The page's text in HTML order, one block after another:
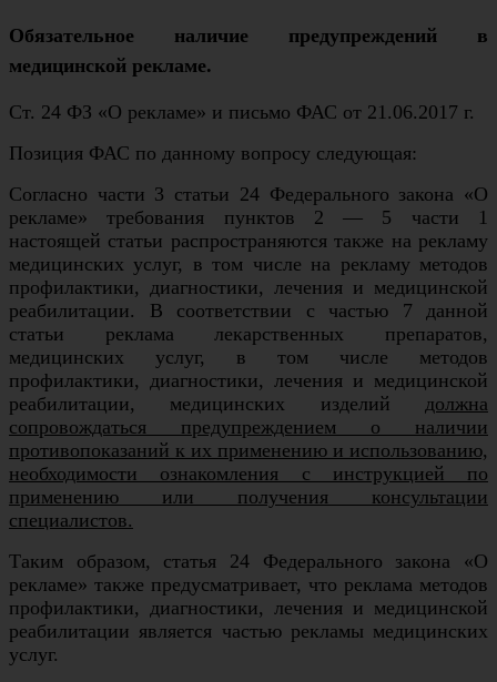
Обязательное наличие предупреждений в
медицинской рекламе.
Ст. 24 ФЗ «О рекламе» и письмо ФАС от 21.06.2017 г.
Позиция ФАС по данному вопросу следующая:
Согласно части 3 статьи 24 Федерального закона «О
рекламе» требования пунктов 2 — 5 части 1
настоящей статьи распространяются также на рекламу
медицинских услуг, в том числе на рекламу методов
профилактики, диагностики, лечения и медицинской
реабилитации. В соответствии с частью 7 данной
статьи реклама лекарственных препаратов,
медицинских услуг, в том числе методов
профилактики, диагностики, лечения и медицинской
реабилитации, медицинских изделий должна
сопровождаться предупреждением о наличии
противопоказаний к их применению и использованию,
необходимости ознакомления с инструкцией по
применению или получения консультации
специалистов.
Таким образом, статья 24 Федерального закона «О
рекламе» также предусматривает, что реклама методов
профилактики, диагностики, лечения и медицинской
реабилитации является частью рекламы медицинских
услуг.